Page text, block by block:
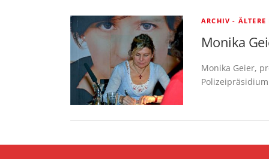
ARCHIV - ÄLTERE
Monika
Monika Geier,